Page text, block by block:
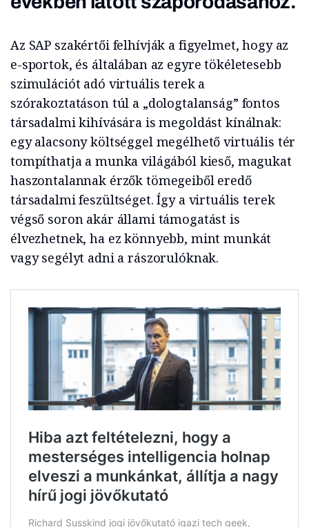
Az SAP szakértői felhívják a figyelmet, hogy az
e-sportok, és általában az egyre tökéletesebb
szimulációt adó virtuális terek a
szórakoztatáson túl a „dologtalanság” fontos
társadalmi kihívására is megoldást kínálnak:
egy alacsony költséggel megélhető virtuális tér
tompíthatja a munka világából kieső, magukat
haszontalannak érzők tömegeiből eredő
társadalmi feszültséget. Így a virtuális terek
végső soron akár állami támogatást is
élvezhetnek, ha ez könnyebb, mint munkát
vagy segélyt adni a rászorulóknak.